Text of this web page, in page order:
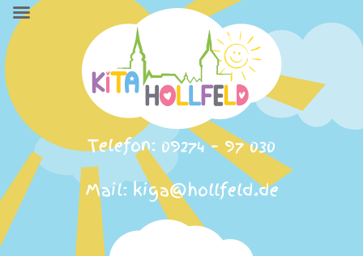
Telefon: 09274 – 97 030
Mail: kiga@hollfeld.de